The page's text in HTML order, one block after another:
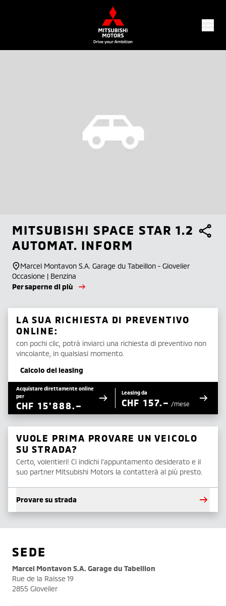
MITSUBISHI SPACE STAR 1.2
AUTOMAT. INFORM
Marcel Montavon S.A. Garage du Tabeillon - Glovelier
Occasione | Benzina
Per saperne di più
LA SUA RICHIESTA DI PREVENTIVO
ONLINE:
con pochi clic, potrà inviarci una richiesta di preventivo non
vincolante, in qualsiasi momento.
Calcolo del leasing
Acquistare direttamente online
per
CHF 15'888.–
Leasing da
CHF 157.– /mese
VUOLE PRIMA PROVARE UN VEICOLO
SU STRADA?
Certo, volentieri! Ci indichi l'appuntamento desiderato e il
suo partner Mitsubishi Motors la contatterà al più presto.
Provare su strada
SEDE
Marcel Montavon S.A. Garage du Tabeillon
Rue de la Raisse 19
2855 Glovelier